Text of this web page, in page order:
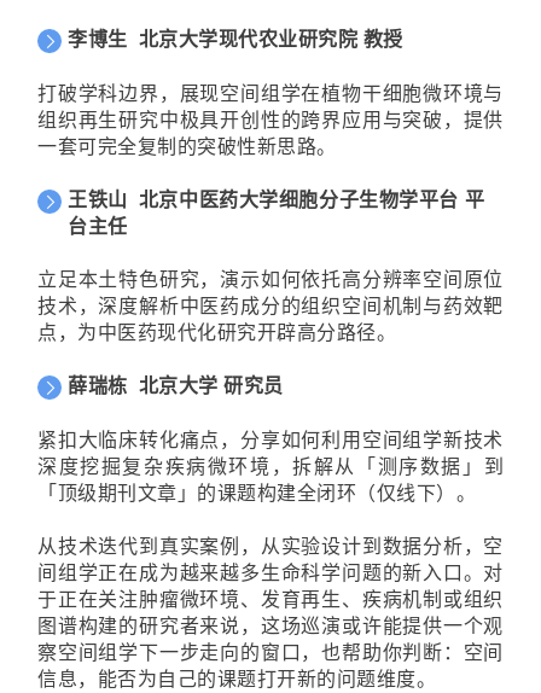
李博生 北京大学现代农业研究院 教授
打破学科边界，展现空间组学在植物干细胞微环境与
组织再生研究中极具开创性的跨界应用与突破，提供
一套可完全复制的突破性新思路。
王铁山 北京中医药大学细胞分子生物学平台 平
台主任
立足本土特色研究，演示如何依托高分辨率空间原位
技术，深度解析中医药成分的组织空间机制与药效靶
点，为中医药现代化研究开辟高分路径。
薛瑞栋 北京大学 研究员
紧扣大临床转化痛点，分享如何利用空间组学新技术
深度挖掘复杂疾病微环境，拆解从「测序数据」到
「顶级期刊文章」的课题构建全闭环（仅线下）。
从技术迭代到真实案例，从实验设计到数据分析，空
间组学正在成为越来越多生命科学问题的新入口。对
于正在关注肿瘤微环境、发育再生、疾病机制或组织
图谱构建的研究者来说，这场巡演或许能提供一个观
察空间组学下一步走向的窗口，也帮助你判断：空间
信息，能否为自己的课题打开新的问题维度。